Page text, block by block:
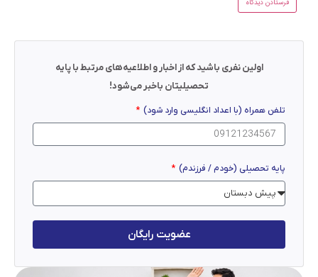
اولین نفری باشید که از اخبار و اطلاعیه‌های مرتبط با پایه
تحصیلیتان باخبر می‌شود!
تلفن همراه (با اعداد انگلیسی وارد شود)
پایه تحصیلی (خودم / فرزندم)
عضویت رایگان